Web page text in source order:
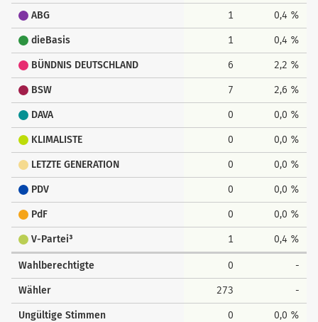
ABG 1 0,4 %
dieBasis 1 0,4 %
BÜNDNIS DEUTSCHLAND 6 2,2 %
BSW 7 2,6 %
DAVA 0 0,0 %
KLIMALISTE 0 0,0 %
LETZTE GENERATION 0 0,0 %
PDV 0 0,0 %
PdF 0 0,0 %
V-Partei³ 1 0,4 %
Wahlberechtigte 0 -
Wähler 273 -
Ungültige Stimmen 0 0,0 %